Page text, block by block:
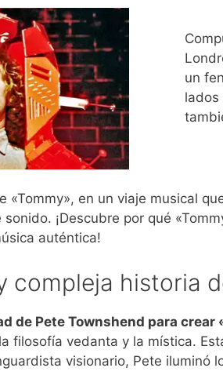
un
lados
«Tommy», en un viaje musical
¡Descubre por qué
auténtica!
compleja historia
de Pete Townshend para crear
filosofía vedanta y la mística.
visionario, Pete iluminó